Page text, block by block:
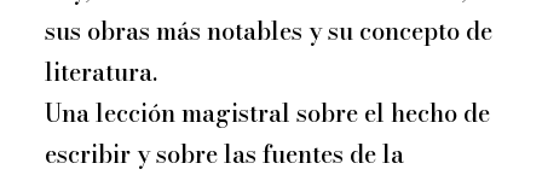
sus obras más notables y su concepto de
literatura.
Una lección magistral sobre el hecho de
escribir y sobre las fuentes de la